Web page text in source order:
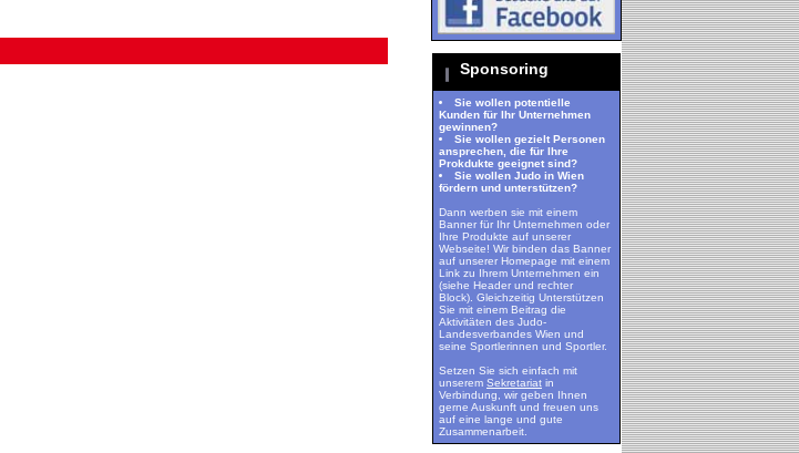
Sponsoring
Sie wollen potentielle
Kunden für Ihr Unternehmen
gewinnen?
Sie wollen gezielt Personen
ansprechen, die für Ihre
Prokdukte geeignet sind?
Sie wollen Judo in Wien
fördern und unterstützen?
Dann werben sie mit einem
Banner für Ihr Unternehmen oder
Ihre Produkte auf unserer
Webseite! Wir binden das Banner
auf unserer Homepage mit einem
Link zu Ihrem Unternehmen ein
(siehe Header und rechter
Block). Gleichzeitig Unterstützen
Sie mit einem Beitrag die
Aktivitäten des Judo-
Landesverbandes Wien und
seine Sportlerinnen und Sportler.
Setzen Sie sich einfach mit
unserem Sekretariat in
Verbindung, wir geben Ihnen
gerne Auskunft und freuen uns
auf eine lange und gute
Zusammenarbeit.